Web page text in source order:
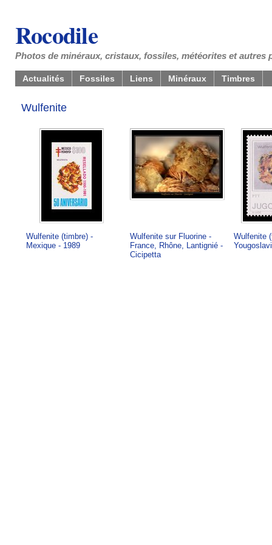
Rocodile
Photos de minéraux, cristaux, fossiles, météorites et
Actualités Fossiles Liens Minéraux Timbres
Wulfenite
Wulfenite (timbre) -
Mexique - 1989
Wulfenite sur Fluorine -
France, Rhône, Lantignié -
Cicipetta
Wulfenite